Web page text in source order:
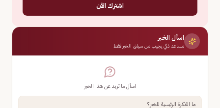
اشترك الآن
اسأل الخبر
مساعد ذكي يجيب من سياق الخبر فقط
اسأل ما تريد عن هذا الخبر
ما الفكرة الرئيسية للخبر؟